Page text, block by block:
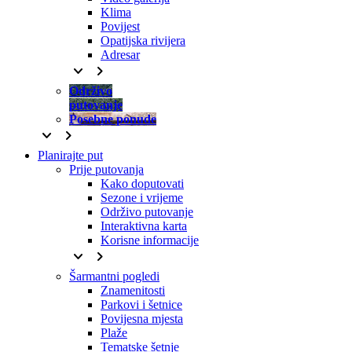
Klima
Povijest
Opatijska rivijera
Adresar
keyboard_arrow_down keyboard_arrow_right
Održivo
putovanje
Posebne ponude
keyboard_arrow_down keyboard_arrow_right
Planirajte put
Prije putovanja
Kako doputovati
Sezone i vrijeme
Održivo putovanje
Interaktivna karta
Korisne informacije
keyboard_arrow_down keyboard_arrow_right
Šarmantni pogledi
Znamenitosti
Parkovi i šetnice
Povijesna mjesta
Plaže
Tematske šetnje